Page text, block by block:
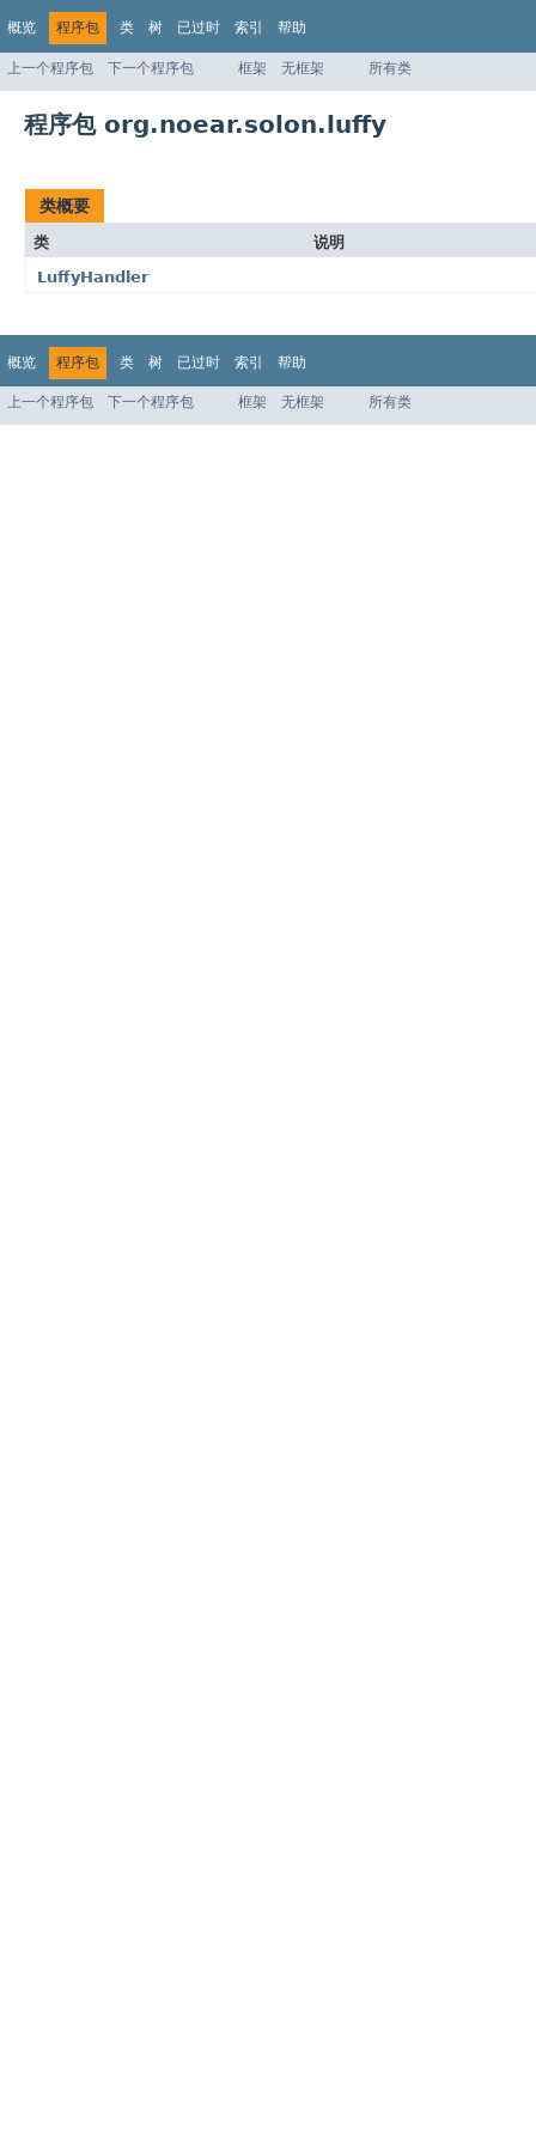
概览 程序包 类 树 已过时 索引 帮助
上一个程序包 下一个程序包 框架 无框架 所有类
程序包 org.noear.solon.luffy
类概要
类
说明
LuffyHandler
概览 程序包 类 树 已过时 索引 帮助
上一个程序包 下一个程序包 框架 无框架 所有类